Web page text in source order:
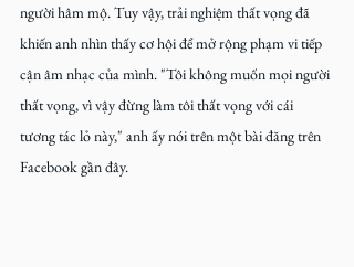
người hâm mộ. Tuy vậy, trải nghiệm thất vọng đã
khiến anh nhìn thấy cơ hội để mở rộng phạm vi tiếp
cận âm nhạc của mình. "Tôi không muốn mọi người
thất vọng, vì vậy đừng làm tôi thất vọng với cái
tương tác lỏ này," anh ấy nói trên một bài đăng trên
Facebook gần đây.